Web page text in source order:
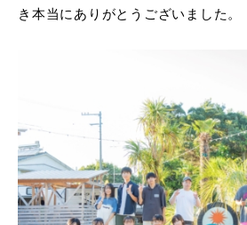
き本当にありがとうございました。